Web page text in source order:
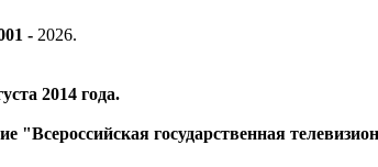
- 2026.
2014 года.
"Всероссийская государственная